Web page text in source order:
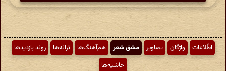
اطّلاعات واژگان تصاویر مشق شعر هم‌آهنگ‌ها ترانه‌ها
روند بازدیدها
حاشیه‌ها